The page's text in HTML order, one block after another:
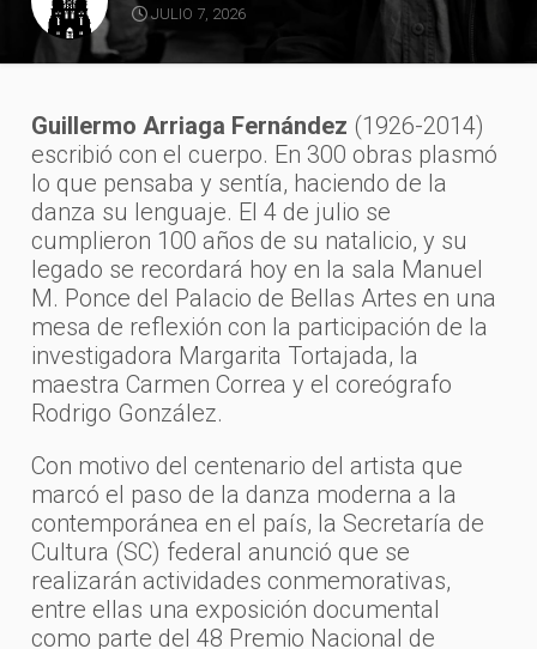
JULIO 7, 2026
Guillermo Arriaga Fernández (1926-2014)
escribió con el cuerpo. En 300 obras plasmó
lo que pensaba y sentía, haciendo de la
danza su lenguaje. El 4 de julio se
cumplieron 100 años de su natalicio, y su
legado se recordará hoy en la sala Manuel
M. Ponce del Palacio de Bellas Artes en una
mesa de reflexión con la participación de la
investigadora Margarita Tortajada, la
maestra Carmen Correa y el coreógrafo
Rodrigo González.
Con motivo del centenario del artista que
marcó el paso de la danza moderna a la
contemporánea en el país, la Secretaría de
Cultura (SC) federal anunció que se
realizarán actividades conmemorativas,
entre ellas una exposición documental
como parte del 48 Premio Nacional de